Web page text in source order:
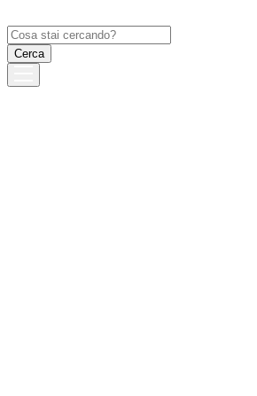
Ricerca
per: